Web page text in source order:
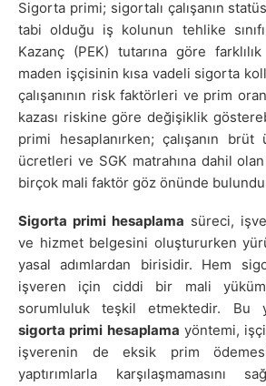
Sigorta primi; sigortalı çalışanın
tabi olduğu iş kolunun tehlike
Kazanç (PEK) tutarına göre
maden işçisinin kısa vadeli sigorta
çalışanının risk faktörleri ve prim
kazası riskine göre değişiklik
primi hesaplanırken; çalışanın
ücretleri ve SGK matrahına dahil
birçok mali faktör göz önünde
Sigorta primi hesaplama süreci,
ve hizmet belgesini oluştururken
yasal adımlardan birisidir. Hem
işveren için ciddi bir mali
sorumluluk teşkil etmektedir. Bu
sigorta primi hesaplama yöntemi,
işverenin de eksik prim
yaptırımlarla karşılaşmamasını